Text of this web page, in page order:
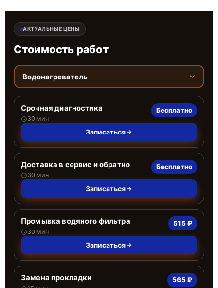
АКТУАЛЬНЫЕ ЦЕНЫ
Стоимость работ
Водонагреватель
Срочная диагностика
30 мин
Бесплатно
Записаться
Доставка в сервис и обратно
30 мин
Бесплатно
Записаться
Промывка водяного фильтра
30 мин
515 ₽
Записаться
Замена прокладки 565 ₽